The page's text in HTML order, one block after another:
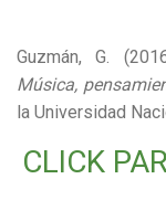
Guzmán, G.
Música,
la Universidad
CLICK